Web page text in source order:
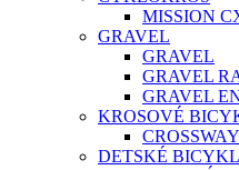
MISSION
GRAVEL
GRAVEL
GRAVEL
GRAVEL
KROSOVÉ
CROSSWAY
DETSKÉ